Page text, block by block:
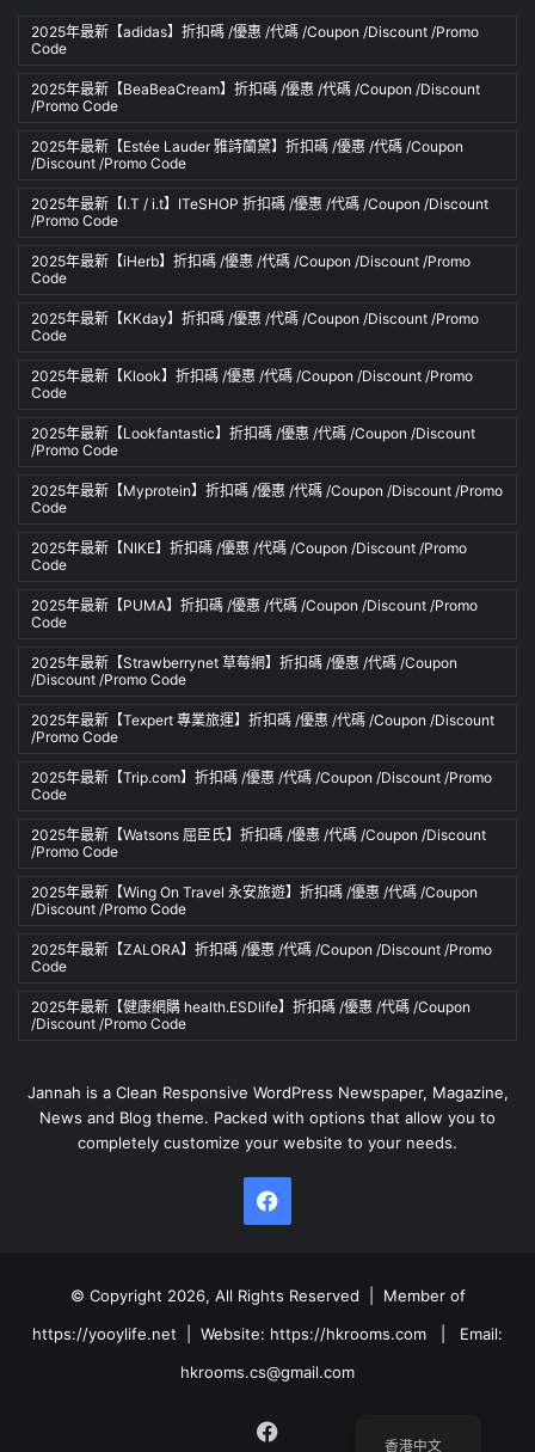
2025年最新【adidas】折扣碼 /優惠 /代碼 /Coupon /Discount /Promo
Code
2025年最新【BeaBeaCream】折扣碼 /優惠 /代碼 /Coupon /Discount
/Promo Code
2025年最新【Estée Lauder 雅詩蘭黛】折扣碼 /優惠 /代碼 /Coupon
/Discount /Promo Code
2025年最新【I.T / i.t】ITeSHOP 折扣碼 /優惠 /代碼 /Coupon /Discount
/Promo Code
2025年最新【iHerb】折扣碼 /優惠 /代碼 /Coupon /Discount /Promo
Code
2025年最新【KKday】折扣碼 /優惠 /代碼 /Coupon /Discount /Promo
Code
2025年最新【Klook】折扣碼 /優惠 /代碼 /Coupon /Discount /Promo
Code
2025年最新【Lookfantastic】折扣碼 /優惠 /代碼 /Coupon /Discount
/Promo Code
2025年最新【Myprotein】折扣碼 /優惠 /代碼 /Coupon /Discount /Promo
Code
2025年最新【NIKE】折扣碼 /優惠 /代碼 /Coupon /Discount /Promo
Code
2025年最新【PUMA】折扣碼 /優惠 /代碼 /Coupon /Discount /Promo
Code
2025年最新【Strawberrynet 草莓網】折扣碼 /優惠 /代碼 /Coupon
/Discount /Promo Code
2025年最新【Texpert 專業旅運】折扣碼 /優惠 /代碼 /Coupon /Discount
/Promo Code
2025年最新【Trip.com】折扣碼 /優惠 /代碼 /Coupon /Discount /Promo
Code
2025年最新【Watsons 屈臣氏】折扣碼 /優惠 /代碼 /Coupon /Discount
/Promo Code
2025年最新【Wing On Travel 永安旅遊】折扣碼 /優惠 /代碼 /Coupon
/Discount /Promo Code
2025年最新【ZALORA】折扣碼 /優惠 /代碼 /Coupon /Discount /Promo
Code
2025年最新【健康網購 health.ESDlife】折扣碼 /優惠 /代碼 /Coupon
/Discount /Promo Code
Jannah is a Clean Responsive WordPress Newspaper, Magazine,
News and Blog theme. Packed with options that allow you to
completely customize your website to your needs.
© Copyright 2026, All Rights Reserved | Member of
https://yooylife.net | Website: https://hkrooms.com | Email:
hkrooms.cs@gmail.com
香港中文